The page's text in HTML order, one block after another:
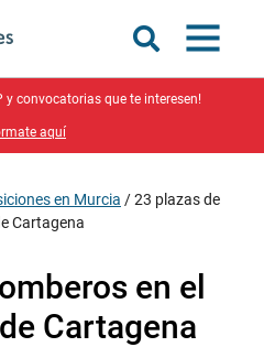
y convocatorias que te interesen!
aquí
en Murcia /23 plazas de
Cartagena
en el
Cartagena